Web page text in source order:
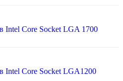
Intel Core Socket LGA 1700
Intel Core Socket LGA1200